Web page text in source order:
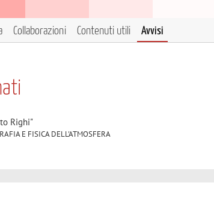
Collaborazioni Contenuti utili Avvisi
Righi"
E FISICA DELL'ATMOSFERA